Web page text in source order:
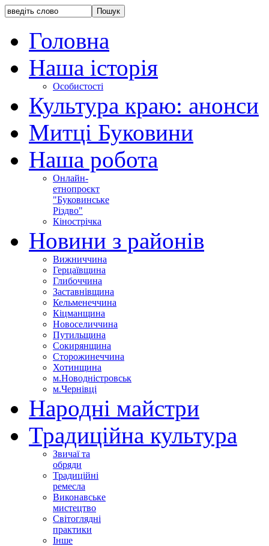
Головна
Наша історія
Особистості
Культура краю: анонси
Митці Буковини
Наша робота
Онлайн-
етнопроєкт
"Буковинське
Різдво"
Кінострічка
Новини з районів
Вижниччина
Герцаївщина
Глибоччина
Заставнівщина
Кельменеччина
Кіцманщина
Новоселиччина
Путильщина
Сокирянщина
Сторожинеччина
Хотинщина
м.Новодністровськ
м.Чернівці
Народні майстри
Традиційна культура
Звичаї та
обряди
Традиційні
ремесла
Виконавське
мистецтво
Світоглядні
практики
Інше